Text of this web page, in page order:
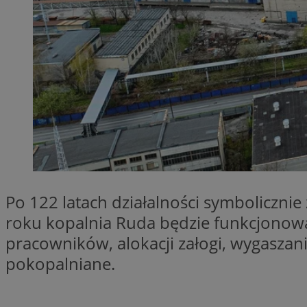
Po 122 latach działalności
roku kopalnia Ruda będzie
pracowników, alokacji załogi,
pokopalniane.
Nazwa
_clsk
FCCDCF
Nazwa
_fbp
MR
MUID
Nazwa
Provider
Domena
ttwid